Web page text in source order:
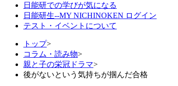
日能研での学びが気になる
日能研生--MY NICHINOKEN ログイン
テスト・イベントについて
トップ>
コラム・読み物>
親と子の栄冠ドラマ>
後がないという気持ちが掴んだ合格